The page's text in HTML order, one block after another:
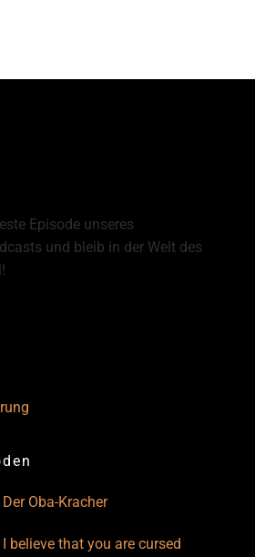
Episode unseres
und bleib in der Welt des
Oba-Kracher
believe that you are cursed